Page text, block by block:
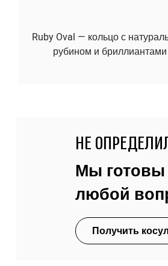
Ruby Oval — кольцо с
рубином и бриллиантами
НЕ
Мы готовы
любой
Получить